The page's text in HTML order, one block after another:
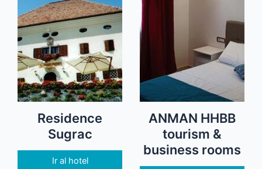
Residence
Sugrac
Ir al hotel
ANMAN HHBB
tourism &
business rooms